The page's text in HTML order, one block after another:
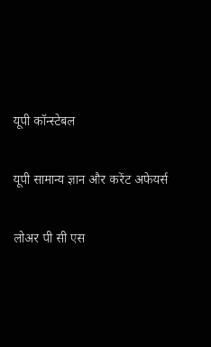
यूपी कॉन्स्टेबल
यूपी सामान्य ज्ञान और करेंट अफेयर्स
लोअर पी सी एस